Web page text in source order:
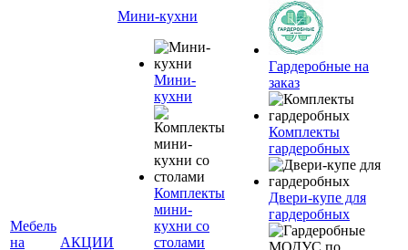
Мебель
на
АКЦИИ
Мини-кухни
Мини-
кухни
Комплекты
мини-
кухни со
столами
Гардеробные на
заказ
Комплекты
гардеробных
Двери-купе для
гардеробных